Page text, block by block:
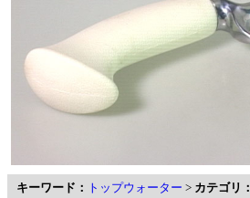
キーワード： トップウォーター > カテゴリ：